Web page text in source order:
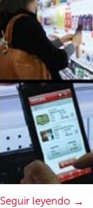
Seguir leyendo